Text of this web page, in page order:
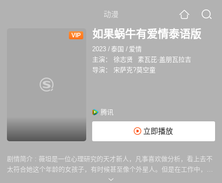
动漫
VIP 如果蜗牛有爱情泰语版
2023 / 泰国 / 爱情
主演：
徐志贤
素瓦芘·盖朋瓦拉吉
导演：
宋萨克?莫空童
腾讯
立即播放
剧情简介 : 薇坦是一位心理研究的天才新人，凡事喜欢做分析，看上去不
太符合她这个年龄的女孩子，有时候甚至像个外星人。但是在工作中，她
的脑袋里仿佛有台机器在高速运转，这是蜗牛女孩与生俱来的天赋，工作